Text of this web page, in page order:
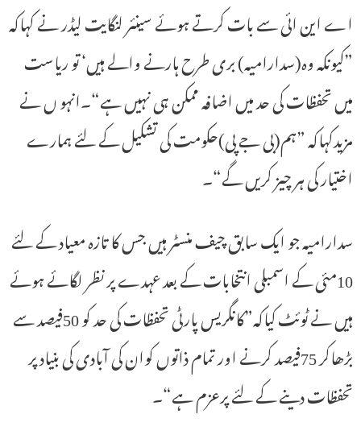
اے این ائی سے بات کرتے ہوئے سینئر لنگایت لیڈر نے کہاکہ
”کیونکہ وہ(سدارامیہ) بری طرح ہارنے والے ہیں‘ تو ریاست
میں تحفظات کی حد میں اضافہ ممکن ہی نہیں ہے“۔انہو ں نے
مزیدکہاکہ ”ہم(بی جے پی)حکومت کی تشکیل کے لئے ہمارے
اختیار کی ہر چیز کریں گے“۔
سدارامیہ جو ایک سابق چیف منسٹر ہیں جس کا تازہ معیاد کے لئے
10مئی کے اسمبلی انتخابات کے بعد عہدے پر نظر لگائے ہوئے
ہیں نے ٹوئٹ کیاکہ”کانگریس پارٹی تحفظات کی حد کو 50فیصد سے
بڑھاکر 75فیصد کرنے اور تمام ذاتوں کوان کی آبادی کی بنیاد پر
تحفظات دینے کے لئے پرعزم ہے“۔